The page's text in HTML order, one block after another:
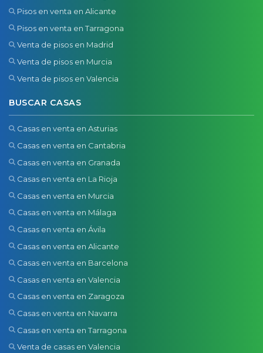
Pisos en venta en Alicante
Pisos en venta en Tarragona
Venta de pisos en Madrid
Venta de pisos en Murcia
Venta de pisos en Valencia
BUSCAR CASAS
Casas en venta en Asturias
Casas en venta en Cantabria
Casas en venta en Granada
Casas en venta en La Rioja
Casas en venta en Murcia
Casas en venta en Málaga
Casas en venta en Ávila
Casas en venta en Alicante
Casas en venta en Barcelona
Casas en venta en Valencia
Casas en venta en Zaragoza
Casas en venta en Navarra
Casas en venta en Tarragona
Venta de casas en Valencia